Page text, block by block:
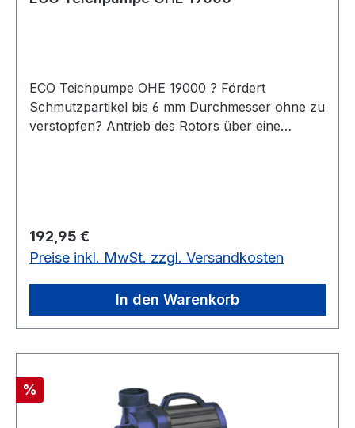
ECO Teichpumpe OHE 19000 ? Fördert
Schmutzpartikel bis 6 mm Durchmesser ohne zu
verstopfen? Antrieb des Rotors über eine
Asynchronmotor ist geeignet für den Betrieb zur
Trockenaufstellung bei Filtersystemen die in
optimiert für das Pumpen großer Wassermengen
über kleinere Höhendifferenzen bei möglichst
Wasserfälle und Bachläufe.
Regulärer Preis:
192,95 €
Preise inkl. MwSt. zzgl. Versandkosten
In den Warenkorb
Rabatt
%